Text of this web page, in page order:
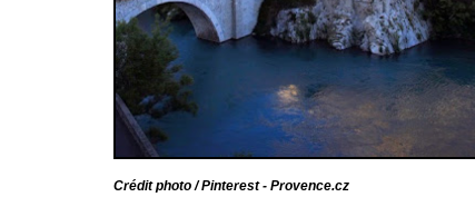
Crédit photo / Pinterest - Provence.cz